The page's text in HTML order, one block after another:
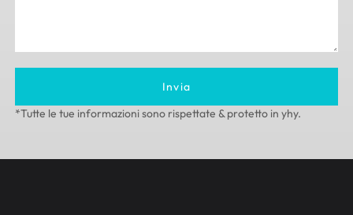
Invia
*Tutte le tue informazioni sono rispettate & protetto in yhy.